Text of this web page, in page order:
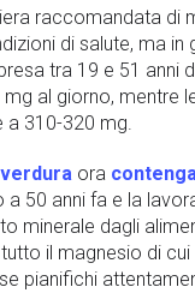
raccomandata di
di salute, ma in
tra 19 e 51 anni
al giorno, mentre
a 310-320 mg.
ora
a 50 anni fa e la
minerale dagli
il magnesio di
pianifichi